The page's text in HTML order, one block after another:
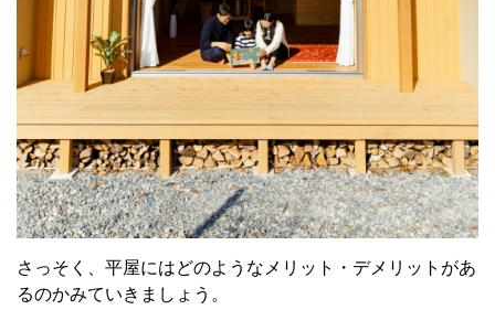
さっそく、平屋にはどのようなメリット・デメリットがあ
るのかみていきましょう。